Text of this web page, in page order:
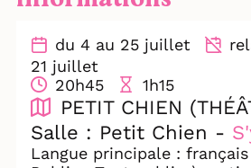
bonheur.
“Une magnifique réflexion
drôle sur le sens de la vie.
en absurdie qui fait du bien
l’entendement !" Marie-
Nivière/L’ŒIL D’OLIVIER
du 4 au 25 juillet
21 juillet
20h45
1h15
PETIT CHIEN
Salle : Petit Chien -
Langue principale : français